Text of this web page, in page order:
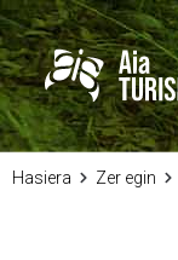
Hasiera Zer egin